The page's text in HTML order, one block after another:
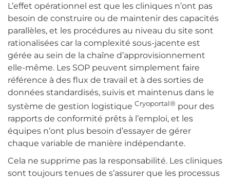
L’effet opérationnel est que les cliniques n’ont pas
besoin de construire ou de maintenir des capacités
parallèles, et les procédures au niveau du site sont
rationalisées car la complexité sous-jacente est
gérée au sein de la chaîne d’approvisionnement
elle-même. Les SOP peuvent simplement faire
référence à des flux de travail et à des sorties de
données standardisés, suivis et maintenus dans le
système de gestion logistique Cryoportal® pour des
rapports de conformité prêts à l’emploi, et les
équipes n’ont plus besoin d’essayer de gérer
chaque variable de manière indépendante.
Cela ne supprime pas la responsabilité. Les cliniques
sont toujours tenues de s’assurer que les processus